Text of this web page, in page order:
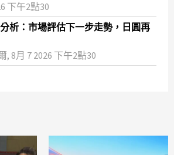
下午2點30
析：市場評估下一步走勢，日圓再
8月 7 2026 下午2點30